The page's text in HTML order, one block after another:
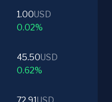
1.00USD
0.02%
45.50USD
0.62%
72.91USD